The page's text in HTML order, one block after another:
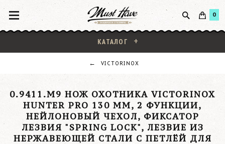
0
КАТАЛОГ
VICTORINOX
0.9411.M9 НОЖ ОХОТНИКА VICTORINOX
HUNTER PRO 130 ММ, 2 ФУНКЦИИ,
НЕЙЛОНОВЫЙ ЧЕХОЛ, ФИКСАТОР
ЛЕЗВИЯ "SPRING LOCK", ЛЕЗВИЕ ИЗ
НЕРЖАВЕЮЩЕЙ СТАЛИ С ПЕТЛЁЙ ДЛЯ